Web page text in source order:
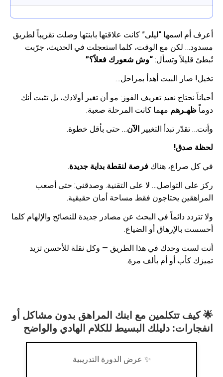
أعرف أم اسمها “ليلى” كانت علاقتها بابنتها وصلت تقريباً لطريق
مسدود… لكن مع الوقت، كلما استعجلت في الحديث، جرّبت
تُبطئ قليلاً وتسأل: “وش شعورك فعلاً؟”
تخيل! صار البيت أهدأ بمراحل…
أحياناً نحتاج نعيد تعريف الفوز: مو أن تغير أولادك، بل تثبت أنك
دوماً ظهـرهم مهما كانت المرحلة صعبة.
وأنت… تقدّر تبدأ التغيير الآن… حتى بأقل خطوة.
لحظة صدق!
في كل صراع، هناك فرصة لنقطة بداية جديدة.
ركز على التواصل… لا على التقنية. وصدقني: حتى أصعب
المراهقين يحتاجون فقط مساحة أمان حقيقية.
ولا تتردد دائماً في البحث عن مصادر جديدة للنصائح والإلهام كلما
أحسست بالإرهاق أو الضياع.
أنت لست وحدك في هذا الطريق — وكل نقلة للأحسن تزيد
تميزك كأب أو أم بألف مرة.
🌟 كيف تتكلمين مع ابنك المراهق بدون مشاكل أو
انفجارات: دليلك البسيط للكلام الهادي والواضح
✨ عرض الدورة التدريبية